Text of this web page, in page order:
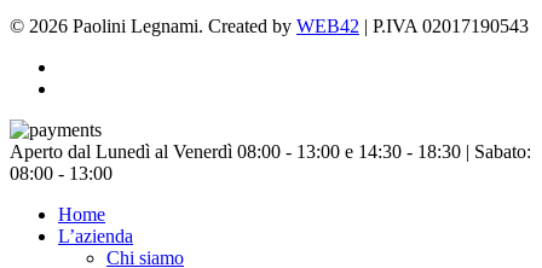
© 2026 Paolini Legnami. Created by WEB42 | P.IVA 02017190543
Chiudi
menu
Aperto dal Lunedì al Venerdì 08:00 - 13:00 e 14:30 - 18:30 | Sabato:
08:00 - 13:00
Home
L’azienda
Chi siamo